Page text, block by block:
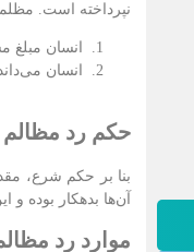
نپرداخته است.
انسان
انسان
حکم رد مظالم
بنا بر حکم شرع،
آن‌ها بدهکار بوده و
موارد رد